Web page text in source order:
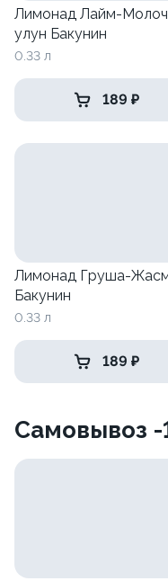
Лимонад Лайм-
улун Бакунин
0.33 л
189 ₽
Лимонад Груша-
Бакунин
0.33 л
189 ₽
Самовывоз -